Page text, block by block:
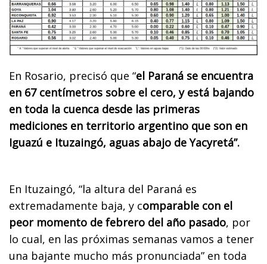
En Rosario, precisó que “el Paraná se encuentra
en 67 centímetros sobre el cero, y está bajando
en toda la cuenca desde las primeras
mediciones en territorio argentino que son en
Iguazú e Ituzaingó, aguas abajo de Yacyretá”.
En Ituzaingó, “la altura del Paraná es
extremadamente baja, y comparable con el
peor momento de febrero del año pasado, por
lo cual, en las próximas semanas vamos a tener
una bajante mucho más pronunciada” en toda